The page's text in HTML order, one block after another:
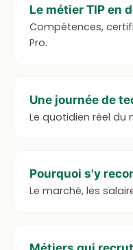
Le métier TIP en
Compétences,
Pro.
Une journée de
Le quotidien réel du
Pourquoi s'y
Le marché, les